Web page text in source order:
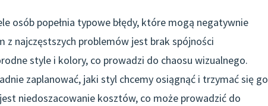
osób popełnia typowe błędy, które mogą negatywnie
z najczęstszych problemów jest brak spójności
style i kolory, co prowadzi do chaosu wizualnego.
zaplanować, jaki styl chcemy osiągnąć i trzymać się go
niedoszacowanie kosztów, co może prowadzić do